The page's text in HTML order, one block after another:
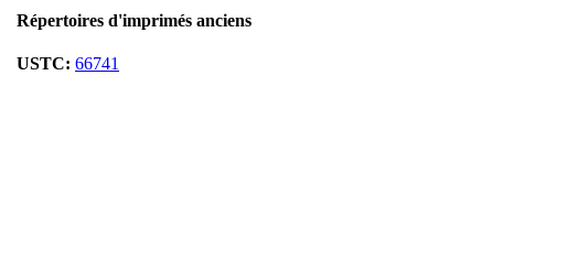
Répertoires d'imprimés anciens
USTC: 66741